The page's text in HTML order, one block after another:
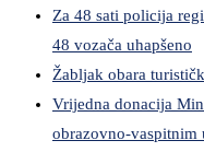
Za 48 sati policija
48 vozača uhapšeno
Žabljak obara
Vrijedna donacija
obrazovno-vaspitnim